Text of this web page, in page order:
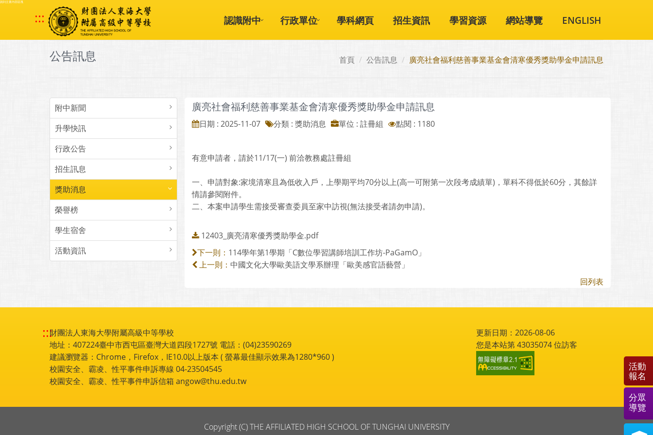
跳到主要內容區塊
::: 認識附中 行政單位 學科網頁 招生資訊 學習資源 網站導覽 ENGLISH
公告訊息 首頁 公告訊息 廣亮社會福利慈善事業基金會清寒優秀獎助學金申請訊息
附中新聞
升學快訊
行政公告
招生訊息
獎助消息
榮譽榜
學生宿舍
活動資訊
廣亮社會福利慈善事業基金會清寒優秀獎助學金申請訊息
日期 : 2025-11-07 分類 : 獎助消息 單位 : 註冊組 點閱 : 1180
有意申請者，請於11/17(一) 前洽教務處註冊組
一、申請對象:家境清寒且為低收入戶，上學期平均70分以上(高一可附第一次段考成績單)，單科不得低於60分，其餘詳
情請參閱附件。
二、本案申請學生需接受審查委員至家中訪視(無法接受者請勿申請)。
12403_廣亮清寒優秀獎助學金.pdf
下一則： 114學年第1學期「C數位學習講師培訓工作坊-PaGamO」
上一則： 中國文化大學歐美語文學系辦理「歐美感官語藝營」
回列表
:::財團法人東海大學附屬高級中等學校
地址：407224臺中市西屯區臺灣大道四段1727號 電話：(04)23590269
建議瀏覽器：Chrome，Firefox，IE10.0以上版本 ( 螢幕最佳顯示效果為1280*960 )
校園安全、霸凌、性平事件申訴專線 04-23504545
校園安全、霸凌、性平事件申訴信箱 angow@thu.edu.tw
更新日期：2026-08-06
您是本站第43035074位訪客
Copyright (C) THE AFFILIATED HIGH SCHOOL OF TUNGHAI UNIVERSITY
活動
報名
分眾
導覽